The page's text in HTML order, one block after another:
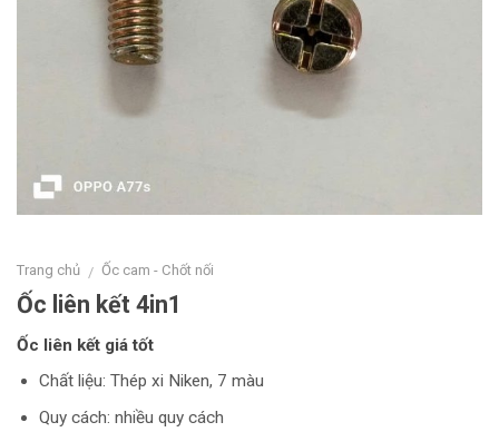
Trang chủ / Ốc cam - Chốt nối
Ốc liên kết 4in1
Ốc liên kết giá tốt
Chất liệu: Thép xi Niken, 7 màu
Quy cách: nhiều quy cách